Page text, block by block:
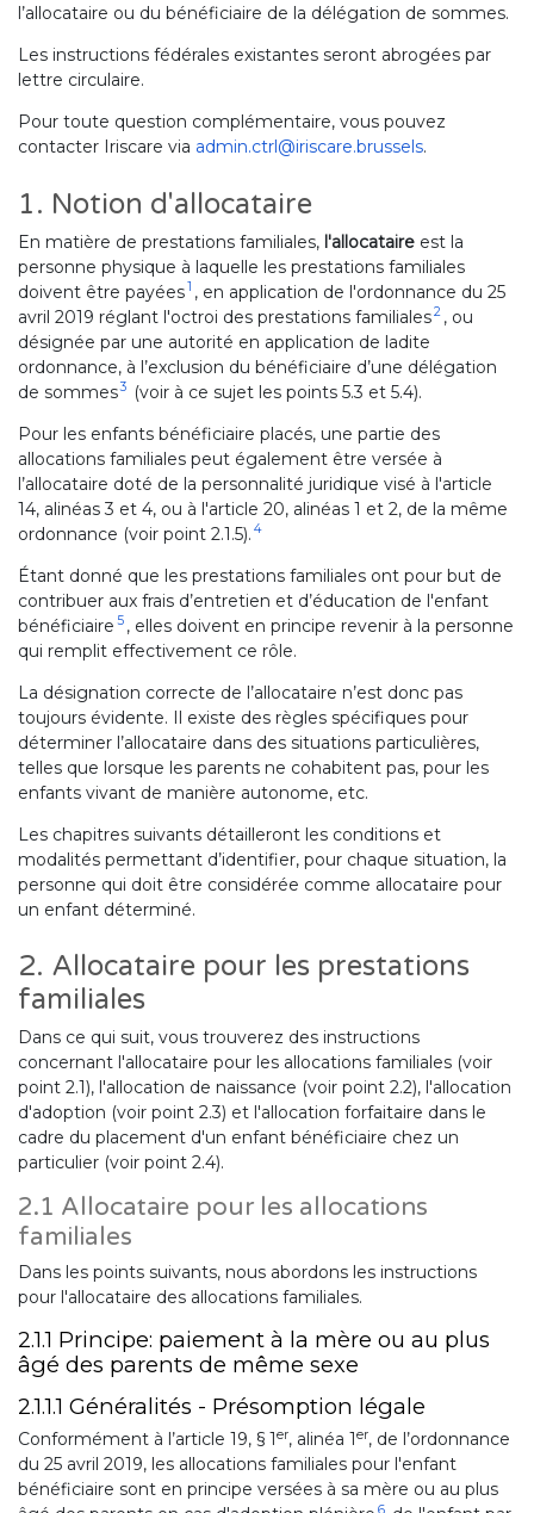
l’allocataire ou du bénéficiaire de la délégation de sommes.
Les instructions fédérales existantes seront abrogées par
lettre circulaire.
Pour toute question complémentaire, vous pouvez
contacter Iriscare via admin.ctrl@iriscare.brussels.
1. Notion d'allocataire
En matière de prestations familiales, l'allocataire est la
personne physique à laquelle les prestations familiales
doivent être payées1 , en application de l'ordonnance du 25
avril 2019 réglant l'octroi des prestations familiales2 , ou
désignée par une autorité en application de ladite
ordonnance, à l’exclusion du bénéficiaire d’une délégation
de sommes3
(voir à ce sujet les points 5.3 et 5.4).
Pour les enfants bénéficiaire placés, une partie des
allocations familiales peut également être versée à
l’allocataire doté de la personnalité juridique visé à l'article
14, alinéas 3 et 4, ou à l'article 20, alinéas 1 et 2, de la même
ordonnance (voir point 2.1.5). 4
Étant donné que les prestations familiales ont pour but de
contribuer aux frais d’entretien et d’éducation de l'enfant
bénéficiaire 5 , elles doivent en principe revenir à la personne
qui remplit effectivement ce rôle.
La désignation correcte de l’allocataire n’est donc pas
toujours évidente. Il existe des règles spécifiques pour
déterminer l’allocataire dans des situations particulières,
telles que lorsque les parents ne cohabitent pas, pour les
enfants vivant de manière autonome, etc.
Les chapitres suivants détailleront les conditions et
modalités permettant d’identifier, pour chaque situation, la
personne qui doit être considérée comme allocataire pour
un enfant déterminé.
2. Allocataire pour les prestations
familiales
Dans ce qui suit, vous trouverez des instructions
concernant l'allocataire pour les allocations familiales (voir
point 2.1), l'allocation de naissance (voir point 2.2), l'allocation
d'adoption (voir point 2.3) et l'allocation forfaitaire dans le
cadre du placement d'un enfant bénéficiaire chez un
particulier (voir point 2.4).
2.1 Allocataire pour les allocations
familiales
Dans les points suivants, nous abordons les instructions
pour l'allocataire des allocations familiales.
2.1.1 Principe: paiement à la mère ou au plus
âgé des parents de même sexe
2.1.1.1 Généralités - Présomption légale
Conformément à l’article 19, § 1 er, alinéa 1 er, de l’ordonnance
du 25 avril 2019, les allocations familiales pour l'enfant
bénéficiaire sont en principe versées à sa mère ou au plus